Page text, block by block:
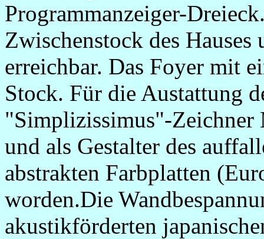
Programmanzeiger-
Zwischenstock des Hauses
erreichbar. Das Foyer mit
Stock. Für die Austattung
"Simplizissimus"-Zeichner
und als Gestalter des
abstrakten Farbplatten
worden.Die
akustikförderten